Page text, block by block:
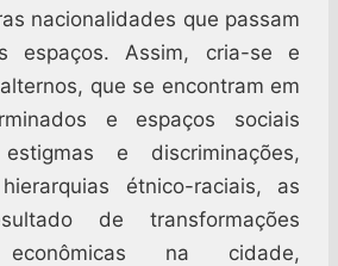
nacionalidades que passam
espaços. Assim, cria-se e
que se encontram em
e espaços sociais
e discriminações,
étnico-raciais, as
de transformações
na cidade,